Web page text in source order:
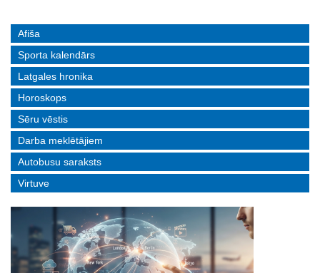
Afiša
Sporta kalendārs
Latgales hronika
Horoskops
Sēru vēstis
Darba meklētājiem
Autobusu saraksts
Virtuve